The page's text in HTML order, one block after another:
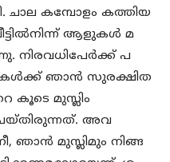
ചാല കമ്പോളം കത്തിയ
ആളുകൾ മ
നിരവധിപേർക്ക് പ
ഞാൻ സുരക്ഷിത
കൂടെ മുസ്ലിം
അവ
ഞാൻ മുസ്ലിമും നിങ്ങ